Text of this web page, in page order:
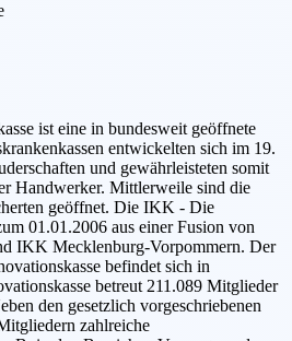
ist eine in bundesweit geöffnete
entwickelten sich im 19.
und gewährleisteten somit
Handwerker. Mittlerweile sind die
geöffnet. Die IKK - Die
01.01.2006 aus einer Fusion von
IKK Mecklenburg-Vorpommern. Der
befindet sich in
betreut 211.089 Mitglieder
den gesetzlich vorgeschriebenen
zahlreiche